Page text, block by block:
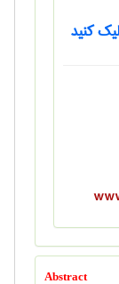
کنید
Abstract